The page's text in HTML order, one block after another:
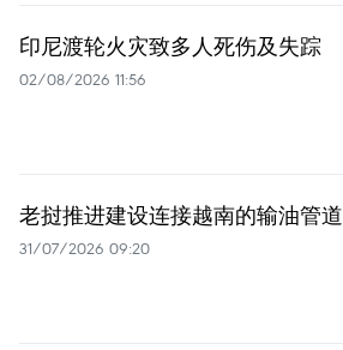
印尼渡轮火灾致多人死伤及失踪
02/08/2026 11:56
老挝推进建设连接越南的输油管道
31/07/2026 09:20